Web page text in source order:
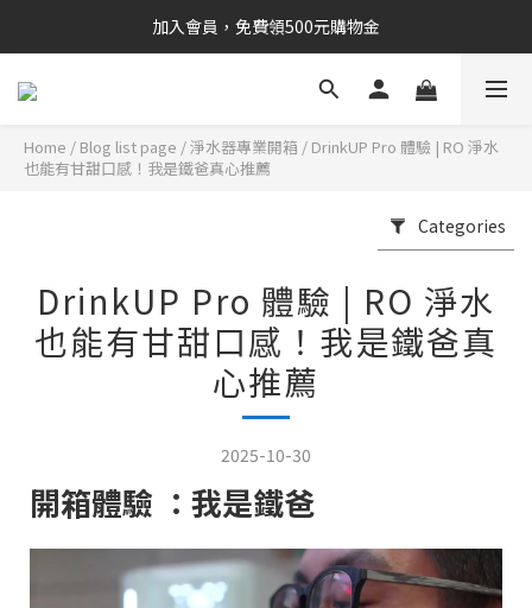
加入會員，免費領500元購物金
Home / Blog list page /淨水器專業開箱 / DrinkUP Pro 體驗 | RO 淨水
也能有甘甜口感！我是鐵爸真心推薦
Categories
DrinkUP Pro 體驗 | RO 淨水
也能有甘甜口感！我是鐵爸真
心推薦
2025-10-30
開箱體驗 ：我是鐵爸